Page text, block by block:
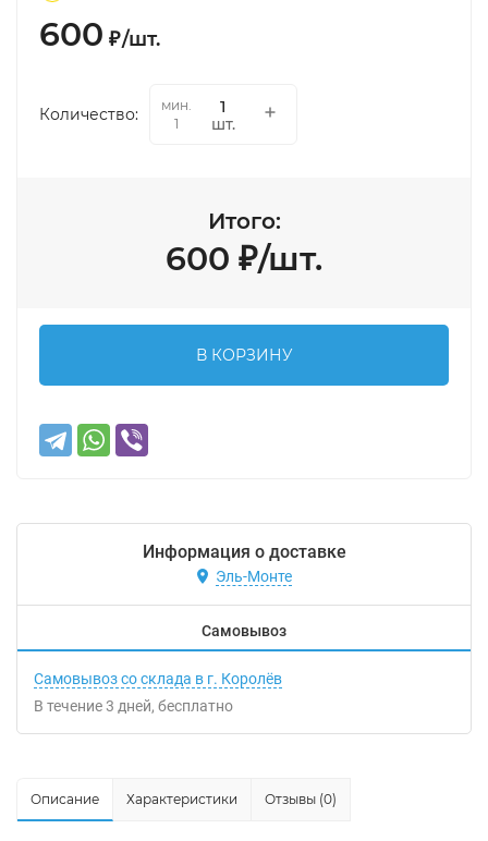
600 ₽/шт.
Количество:
мин.
1
шт.
Итого:
600 ₽/шт.
В КОРЗИНУ
Информация о доставке
Эль-Монте
Самовывоз
Самовывоз со склада в г. Королёв
В течение3 дней Бесплатно
Описание Характеристики Отзывы (0)